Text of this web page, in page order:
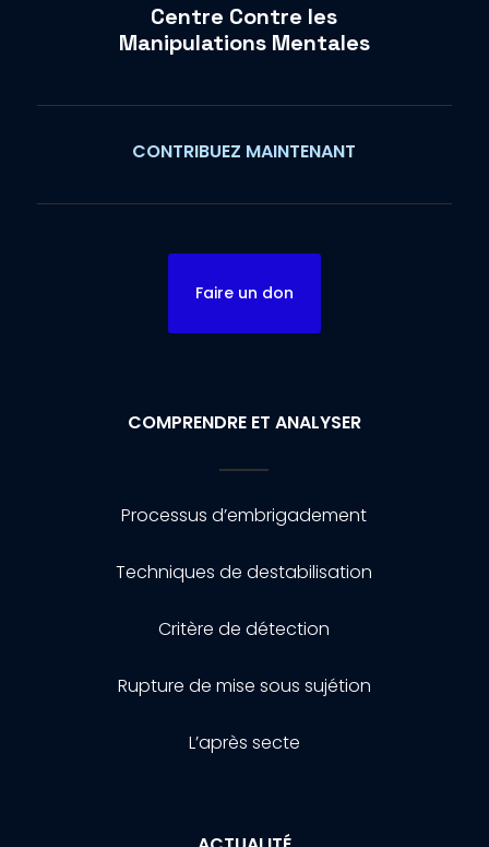
Centre Contre les
Manipulations Mentales
CONTRIBUEZ MAINTENANT
Faire un don
COMPRENDRE ET ANALYSER
Processus d’embrigadement
Techniques de destabilisation
Critère de détection
Rupture de mise sous sujétion
L’après secte